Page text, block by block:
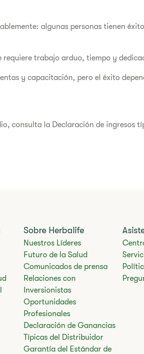
algunas personas tienen
requiere trabajo arduo, tiempo y
y capacitación, pero el éxito
consulta la Declaración de ingresos
Sobre Herbalife
Nuestros Líderes
Futuro de la Salud
​​Comunicados de prensa
Relaciones con
Inversionistas
Oportunidades
Profesionales
Declaración de Ganancias
Típicas del Distribuidor
Garantía del Estándar de